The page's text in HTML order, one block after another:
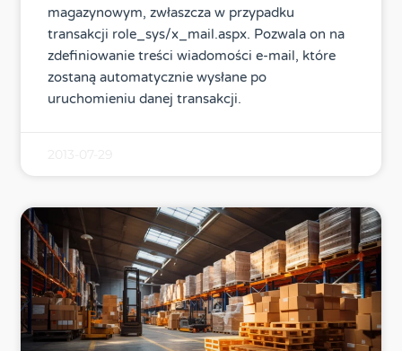
magazynowym, zwłaszcza w przypadku
transakcji role_sys/x_mail.aspx. Pozwala on na
zdefiniowanie treści wiadomości e-mail, które
zostaną automatycznie wysłane po
uruchomieniu danej transakcji.